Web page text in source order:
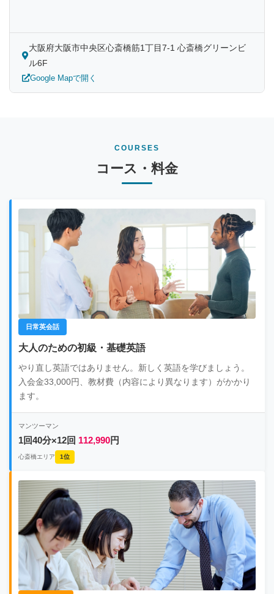
大阪府大阪市中央区心斎橋筋1丁目7-1 心斎橋グリーンビ
ル6F
Google Mapで開く
COURSES
コース・料金
日常英会話
大人のための初級・基礎英語
やり直し英語ではありません。新しく英語を学びましょう。
入会金33,000円、教材費（内容により異なります）がかかり
ます。
マンツーマン
1回40分×12回 112,990円
心斎橋エリア 1位